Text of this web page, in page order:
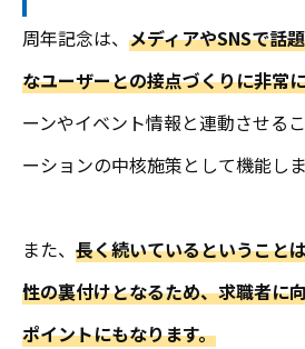
周年記念は、 メディアやSNSで話
なユーザーとの接点づくりに非常
ーンやイベント情報と連動させる
ーションの中核施策として機能しま
また、 長く続いているということ
性の裏付けとなるため、求職者に
ポイントにもなります。